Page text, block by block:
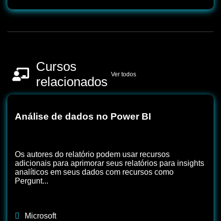
Cursos
relacionados Ver todos
Análise de dados no Power BI
Os autores do relatório podem usar recursos
adicionais para aprimorar seus relatórios para insights
analíticos em seus dados com recursos como
Pergunt...
Microsoft